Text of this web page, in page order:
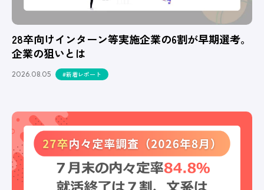
28卒向けインターン等実施企業の6割が早期選考。
企業の狙いとは
2026.08.05 #新着レポート